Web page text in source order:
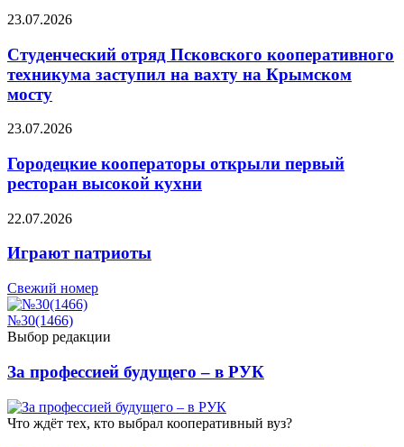
23.07.2026
Студенческий отряд Псковского кооперативного
техникума заступил на вахту на Крымском
мосту
23.07.2026
Городецкие кооператоры открыли первый
ресторан высокой кухни
22.07.2026
Играют патриоты
Свежий номер
№30(1466)
Выбор редакции
За профессией будущего – в РУК
Что ждёт тех, кто выбрал кооперативный вуз?